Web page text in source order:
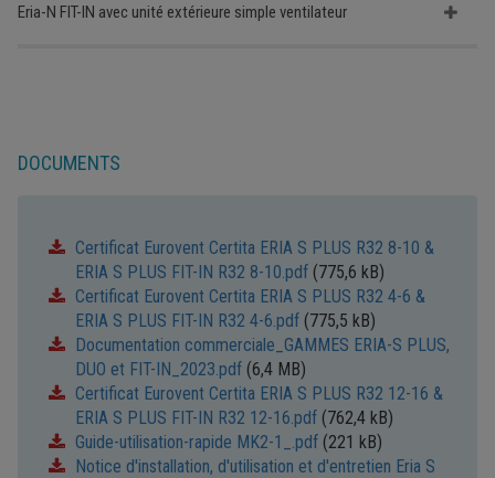
Eria-N FIT-IN avec unité extérieure simple ventilateur
DOCUMENTS
Certificat Eurovent Certita ERIA S PLUS R32 8-10 &
ERIA S PLUS FIT-IN R32 8-10.pdf (775,6 kB)
Certificat Eurovent Certita ERIA S PLUS R32 4-6 &
ERIA S PLUS FIT-IN R32 4-6.pdf (775,5 kB)
Documentation commerciale_GAMMES ERIA-S PLUS,
DUO et FIT-IN_2023.pdf (6,4 MB)
Certificat Eurovent Certita ERIA S PLUS R32 12-16 &
ERIA S PLUS FIT-IN R32 12-16.pdf (762,4 kB)
Guide-utilisation-rapide MK2-1_.pdf (221 kB)
Notice d'installation, d'utilisation et d'entretien Eria S